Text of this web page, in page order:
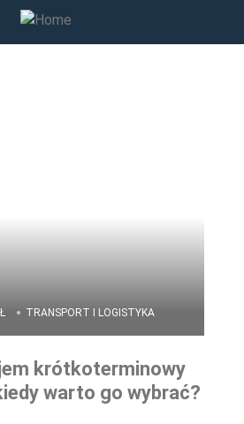
TRANSPORT I LOGISTYKA
krótkoterminowy
warto go wybrać?